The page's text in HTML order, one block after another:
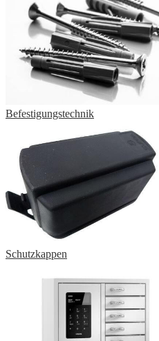
Befestigungstechnik
Schutzkappen